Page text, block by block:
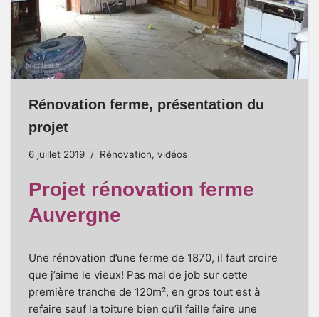
Rénovation ferme, présentation du
projet
6 juillet 2019 Rénovation, vidéos
Projet rénovation ferme
Auvergne
Une rénovation d’une ferme de 1870, il faut croire
que j’aime le vieux! Pas mal de job sur cette
première tranche de 120m², en gros tout est à
refaire sauf la toiture bien qu’il faille faire une